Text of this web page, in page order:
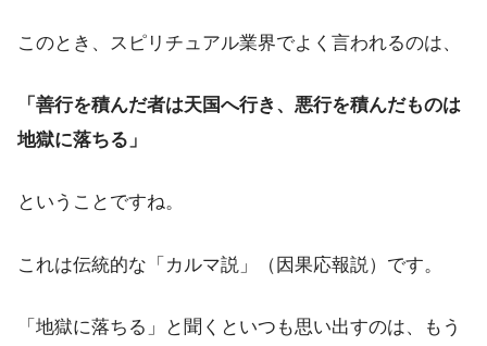
このとき、スピリチュアル業界でよく言われるのは、
「善行を積んだ者は天国へ行き、悪行を積んだものは
地獄に落ちる」
ということですね。
これは伝統的な「カルマ説」（因果応報説）です。
「地獄に落ちる」と聞くといつも思い出すのは、もう